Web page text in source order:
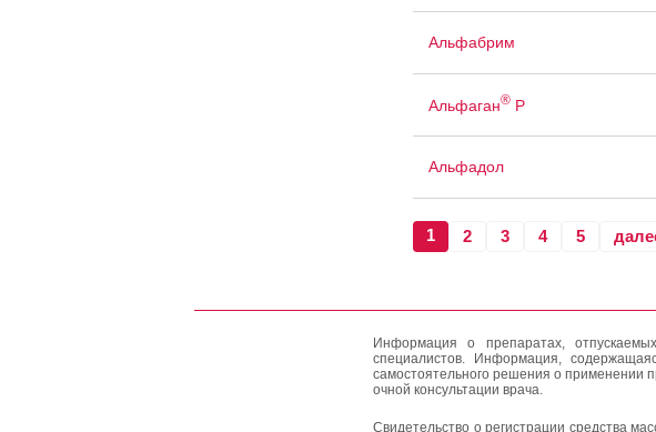
Альфабрим
Альфаган®Р
Альфадол
1 2 3 4 5
Информация о препаратах,
специалистов. Информация,
самостоятельного решения о применении
очной консультации врача.
Свидетельство о регистрации средства